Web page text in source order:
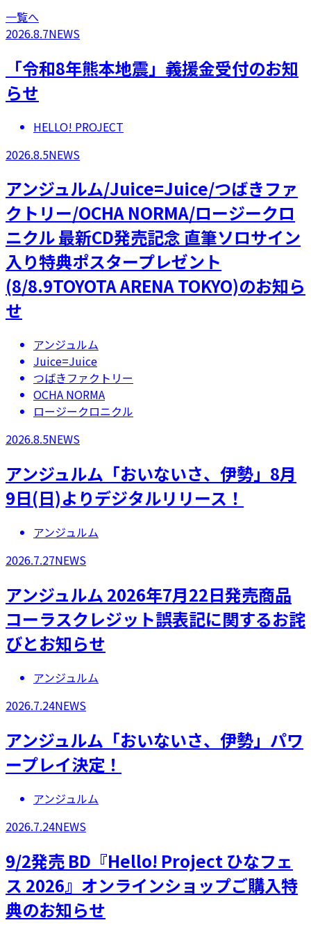
一覧へ
2026.8.7NEWS
「令和8年熊本地震」義援金受付のお知
らせ
HELLO! PROJECT
2026.8.5NEWS
アンジュルム/Juice=Juice/つばきファ
クトリー/OCHA NORMA/ロージークロ
ニクル 最新CD発売記念 直筆ソロサイン
入り特典ポスタープレゼント
(8/8.9TOYOTA ARENA TOKYO)のお知ら
せ
アンジュルム
Juice=Juice
つばきファクトリー
OCHA NORMA
ロージークロニクル
2026.8.5NEWS
アンジュルム「おいないさ、伊勢」8月
9日(日)よりデジタルリリース！
アンジュルム
2026.7.27NEWS
アンジュルム 2026年7月22日発売商品
コーラスクレジット誤表記に関するお詫
びとお知らせ
アンジュルム
2026.7.24NEWS
アンジュルム「おいないさ、伊勢」パワ
ープレイ決定！
アンジュルム
2026.7.24NEWS
9/2発売 BD『Hello! Project ひなフェ
ス 2026』オンラインショップご購入特
典のお知らせ